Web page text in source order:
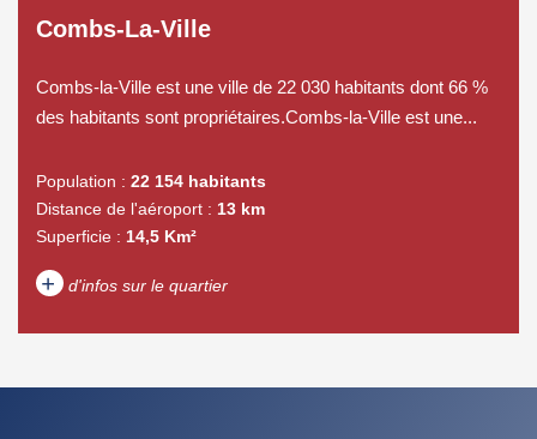
Combs-La-Ville
Combs-la-Ville est une ville de 22 030 habitants dont 66 %
des habitants sont propriétaires.Combs-la-Ville est une...
Population : 22 154 habitants
Distance de l'aéroport : 13 km
Superficie : 14,5 Km²
+ d'infos sur le quartier